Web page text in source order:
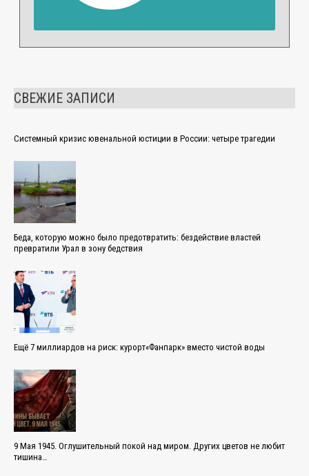
СВЕЖИЕ ЗАПИСИ
Системный кризис ювенальной юстиции в России: четыре трагедии
Беда, которую можно было предотвратить: бездействие властей
превратили Урал в зону бедствия
Ещё 7 миллиардов на риск: курорт«Фанпарк» вместо чистой воды
9 Мая 1945. Оглушительный покой над миром. Других цветов не любит
тишина…